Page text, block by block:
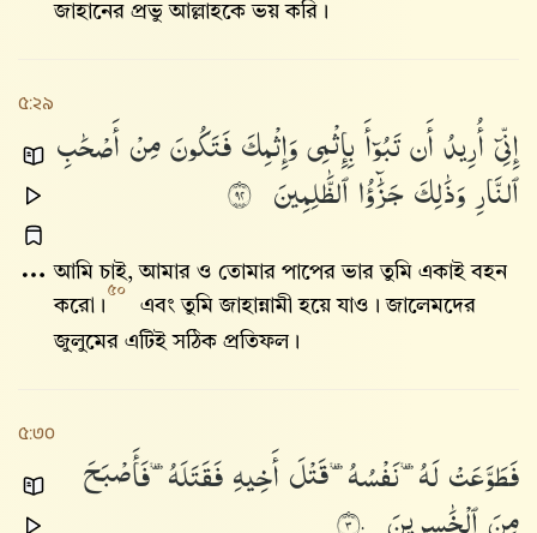
জাহানের প্রভু আল্লাহকে ভয় করি।
৫:২৯
إِنِّىٓأُرِيدُأَنتَبُوٓأَبِإِثْمِىوَإِثْمِكَفَتَكُونَمِنْأَصْحَٰبِ
ٱلنَّارِوَذَٰلِكَجَزَٰٓؤُا۟ٱلظَّٰلِمِينَ ٢٩
আমি চাই, আমার ও তোমার পাপের ভার তুমি একাই বহন
করো।
৫০
এবং তুমি জাহান্নামী হয়ে যাও। জালেমদের
জুলুমের এটিই সঠিক প্রতিফল।
৫:৩০
فَطَوَّعَتْلَهُۥنَفْسُهُۥقَتْلَأَخِيهِفَقَتَلَهُۥفَأَصْبَحَ